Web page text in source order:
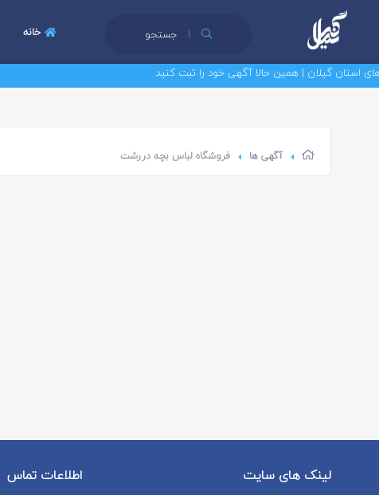
جستجو خانه
گیلان | همین حالا آگهی خود را ثبت کنید
آگهی ها فروشگاه لباس بچه دررشت
لینک های سایت اطلاعات تماس